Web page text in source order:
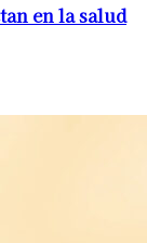
en la salud